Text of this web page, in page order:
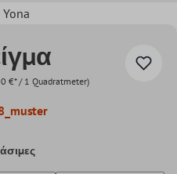
Yona
€* / 1 Quadratmeter)